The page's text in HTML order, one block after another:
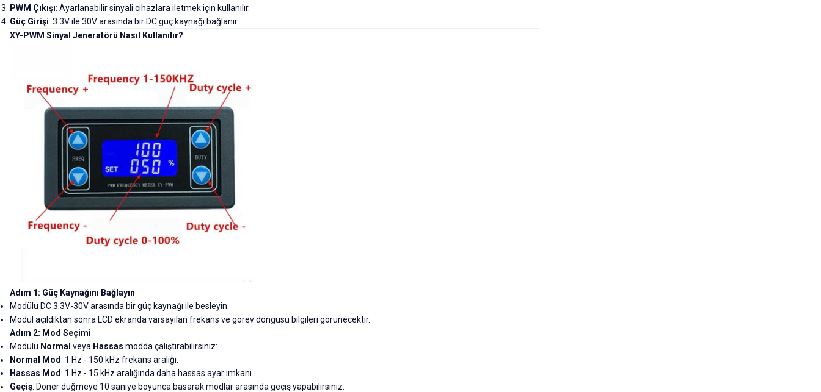
PWM Çıkışı: Ayarlanabilir sinyali cihazlara iletmek için kullanılır.
Güç Girişi: 3.3V ile 30V arasında bir DC güç kaynağı bağlanır.
XY-PWM Sinyal Jeneratörü Nasıl Kullanılır?
Adım 1: Güç Kaynağını Bağlayın
Modülü DC 3.3V-30V arasında bir güç kaynağı ile besleyin.
Modül açıldıktan sonra LCD ekranda varsayılan frekans ve görev döngüsü bilgileri görünecektir.
Adım 2: Mod Seçimi
Modülü Normal veya Hassas modda çalıştırabilirsiniz:
Normal Mod: 1 Hz - 150 kHz frekans aralığı.
Hassas Mod: 1 Hz - 15 kHz aralığında daha hassas ayar imkanı.
Geçiş: Döner düğmeye 10 saniye boyunca basarak modlar arasında geçiş yapabilirsiniz.